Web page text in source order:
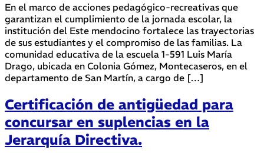
En el marco de acciones pedagógico-recreativas que
garantizan el cumplimiento de la jornada escolar, la
institución del Este mendocino fortalece las trayectorias
de sus estudiantes y el compromiso de las familias. La
comunidad educativa de la escuela 1-591 Luis María
Drago, ubicada en Colonia Gómez, Montecaseros, en el
departamento de San Martín, a cargo de […]
Certificación de antigüedad para
concursar en suplencias en la
Jerarquía Directiva.